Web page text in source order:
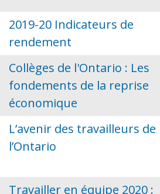
2019-20 Indicateurs de
rendement
Collèges de l'Ontario : Les
fondements de la reprise
économique
L’avenir des travailleurs de
l’Ontario
Travailler en équipe 2020 :